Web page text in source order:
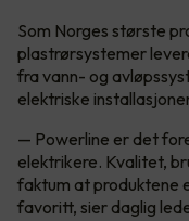
Som Norges største
plastrørsystemer
fra vann- og
elektriske
— Powerline er det
elektrikere. Kvalitet,
faktum at produktene
favoritt, sier daglig